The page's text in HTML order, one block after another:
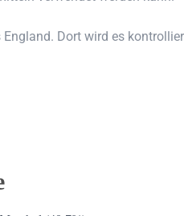
Dort wird es